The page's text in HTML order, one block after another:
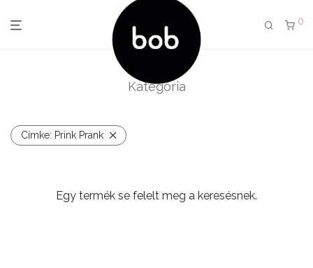
0
Kategória
Címke: Prink Prank
Egy termék se felelt meg a keresésnek.